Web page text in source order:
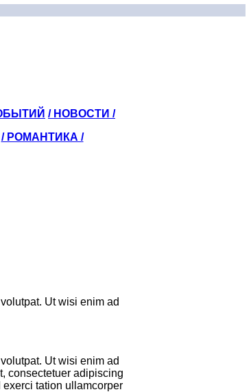
/ НОВОСТИ /
/ РОМАНТИКА /
Ut wisi enim ad
Ut wisi enim ad
consectetuer adipiscing
tation ullamcorper